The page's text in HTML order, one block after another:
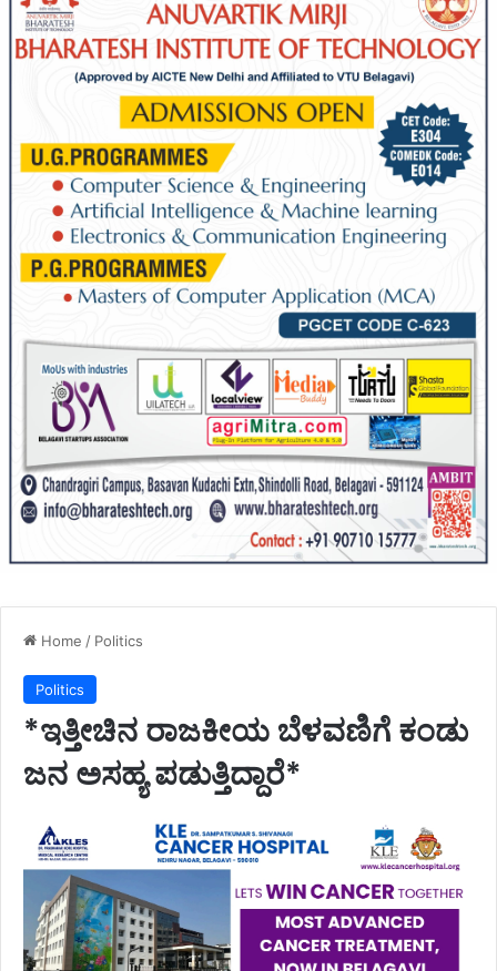
Home / Politics
Politics
*ಇತ್ತೀಚಿನ ರಾಜಕೀಯ ಬೆಳವಣಿಗೆ ಕಂಡು
ಜನ ಅಸಹ್ಯ ಪಡುತ್ತಿದ್ದಾರೆ*